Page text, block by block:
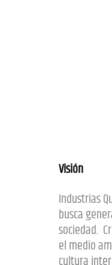
Visión
Industrias
busca
sociedad.
el medio